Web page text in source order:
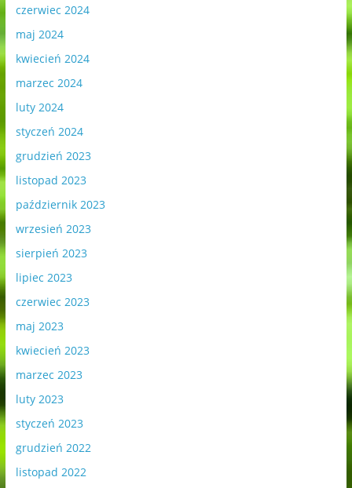
czerwiec 2024
maj 2024
kwiecień 2024
marzec 2024
luty 2024
styczeń 2024
grudzień 2023
listopad 2023
październik 2023
wrzesień 2023
sierpień 2023
lipiec 2023
czerwiec 2023
maj 2023
kwiecień 2023
marzec 2023
luty 2023
styczeń 2023
grudzień 2022
listopad 2022